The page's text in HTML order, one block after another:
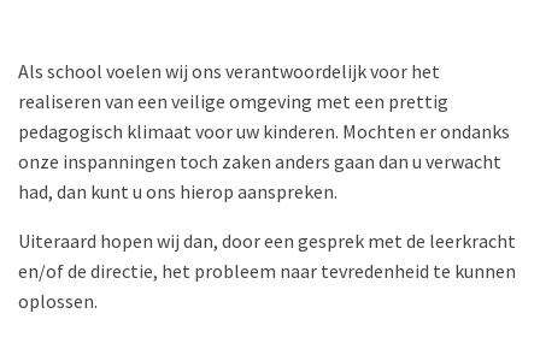
Als school voelen wij ons verantwoordelijk voor het
realiseren van een veilige omgeving met een prettig
pedagogisch klimaat voor uw kinderen. Mochten er ondanks
onze inspanningen toch zaken anders gaan dan u verwacht
had, dan kunt u ons hierop aanspreken.
Uiteraard hopen wij dan, door een gesprek met de leerkracht
en/of de directie, het probleem naar tevredenheid te kunnen
oplossen.